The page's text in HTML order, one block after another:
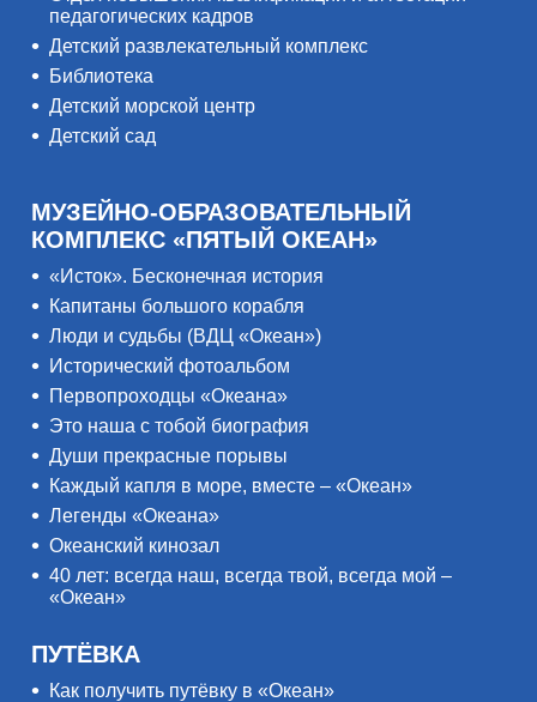
педагогических кадров
Детский развлекательный комплекс
Библиотека
Детский морской центр
Детский сад
МУЗЕЙНО-ОБРАЗОВАТЕЛЬНЫЙ
КОМПЛЕКС «ПЯТЫЙ ОКЕАН»
«Исток». Бесконечная история
Капитаны большого корабля
Люди и судьбы (ВДЦ «Океан»)
Исторический фотоальбом
Первопроходцы «Океана»
Это наша с тобой биография
Души прекрасные порывы
Каждый капля в море, вместе – «Океан»
Легенды «Океана»
Океанский кинозал
40 лет: всегда наш, всегда твой, всегда мой –
«Океан»
ПУТЁВКА
Как получить путёвку в «Океан»